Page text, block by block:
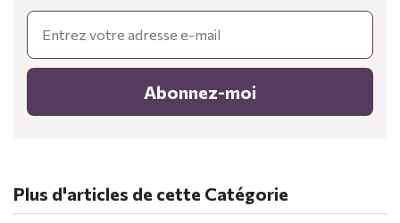
Email
Abonnez-moi
Plus d'articles de cette Catégorie